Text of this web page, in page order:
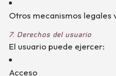
Otros mecanismos legales
7. Derechos del usuario
El usuario puede ejercer:
Acceso